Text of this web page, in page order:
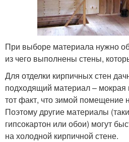
При выборе материала нужно
из чего выполнены стены,
Для отделки кирпичных стен
подходящий материал – мокрая
тот факт, что зимой помещение
Поэтому другие материалы
гипсокартон или обои) могут
на холодной кирпичной стене.